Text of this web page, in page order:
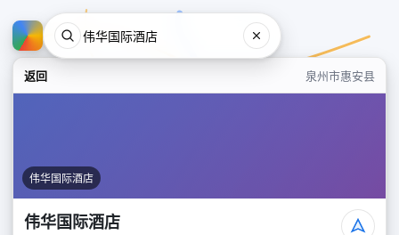
返回 泉州市惠安县
伟华国际酒店
伟华国际酒店